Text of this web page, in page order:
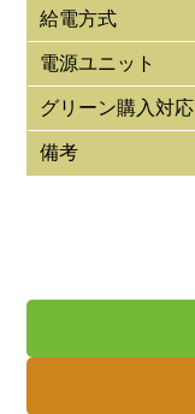
給電方式
電源ユニット
グリーン購入対応
備考